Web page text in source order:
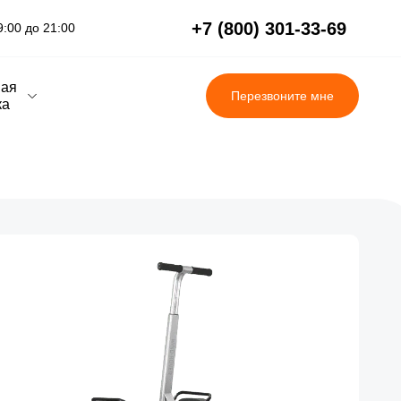
до 21:00 +7 (800) 301-33-69
Перезвоните мне